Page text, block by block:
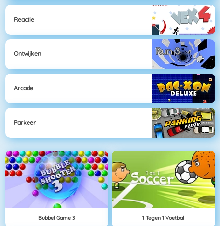
Reactie
Ontwijken
Arcade
Parkeer
Bubbel Game 3 1 Tegen 1 Voetbal